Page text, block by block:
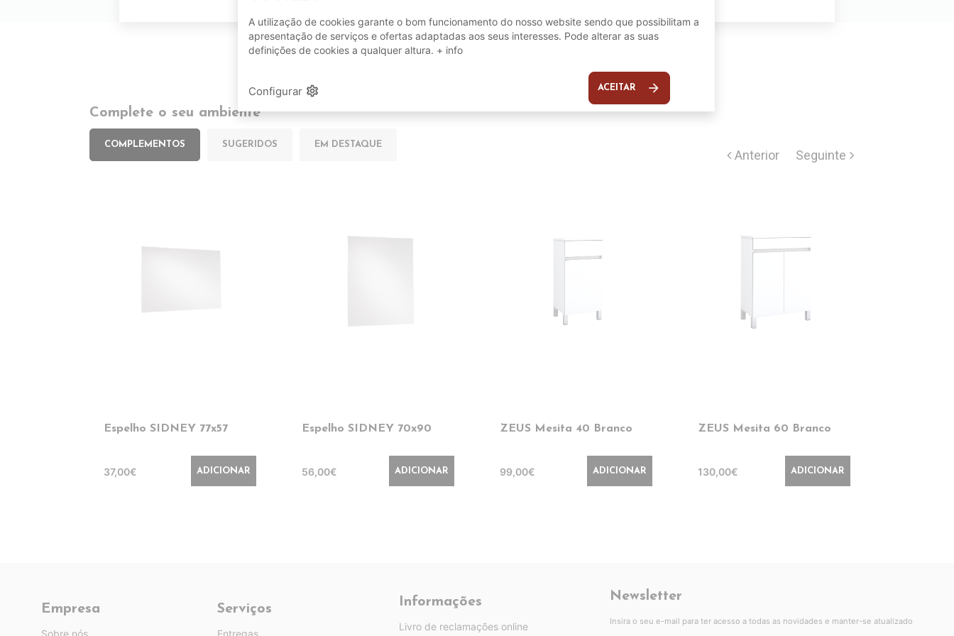
Complete o seu ambiente
COMPLEMENTOS SUGERIDOS EM DESTAQUE
Espelho SIDNEY 77x57
37,00€ ADICIONAR
Espelho SIDNEY 70x90
56,00€ ADICIONAR
ZEUS Mesita 40 Branco
99,00€ ADICIONAR
ZEUS Mesita 60 Branco
130,00€ ADICIONAR
Empresa
Sobre nós
Serviços
Entregas
Informações
Livro de reclamações online
Newsletter
Insira o seu e-mail para ter acesso a todas as novidades e manter-se atualizado
A utilização de cookies garante o bom funcionamento do nosso website sendo que possibilitam a
apresentação de serviços e ofertas adaptadas aos seus interesses. Pode alterar as suas
definições de cookies a qualquer altura. + info
Configurar settings ACEITAR arrow_forward